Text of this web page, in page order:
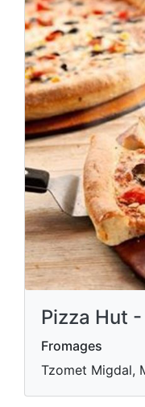
Pizza Hut
Fromages
Tzomet Migdal,